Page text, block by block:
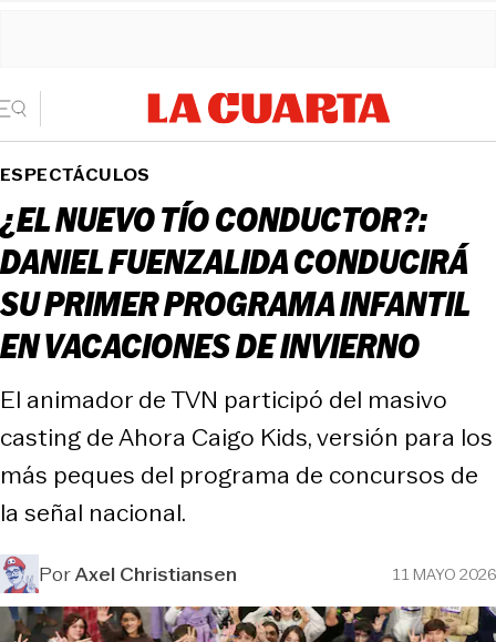
ESPECTÁCULOS
¿EL NUEVO TÍO CONDUCTOR?:
DANIEL FUENZALIDA CONDUCIRÁ
SU PRIMER PROGRAMA INFANTIL
EN VACACIONES DE INVIERNO
El animador de TVN participó del masivo
casting de Ahora Caigo Kids, versión para los
más peques del programa de concursos de
la señal nacional.
PorAxel Christiansen 11 MAYO 2026